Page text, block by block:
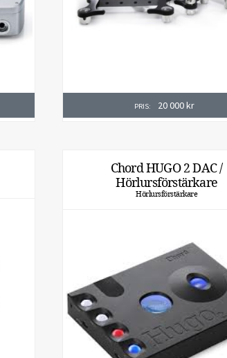
PRIS: 20 000kr
Chord HUGO 2 DAC /
Hörlursförstärkare
Hörlursförstärkare